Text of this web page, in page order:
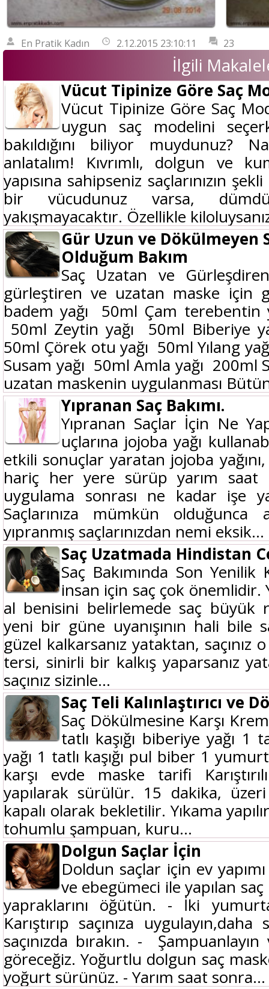
En Pratik Kadın 2.12.2015 23:10:11 23
İlgili
Vücut Tipinize Göre Saç
Vücut Tipinize Göre Saç
uygun saç modelini
bakıldığını biliyor muydunuz?
anlatalım! Kıvrımlı, dolgun ve
yapısına sahipseniz saçlarınızın
bir vücudunuz varsa,
yakışmayacaktır. Özellikle
Gür Uzun ve Dökülmeyen
Olduğum Bakım
Saç Uzatan ve
gürleştiren ve uzatan maske için
badem yağı 50ml Çam terebentin
50ml Zeytin yağı 50ml Biberiye
50ml Çörek otu yağı 50ml Yılang
Susam yağı 50ml Amla yağı 200ml
uzatan maskenin uygulanması
Yıpranan Saç Bakımı.
Yıpranan Saçlar İçin Ne
uçlarına jojoba yağı
etkili sonuçlar yaratan jojoba
hariç her yere sürüp yarım saat
uygulama sonrası ne kadar işe
Saçlarınıza mümkün
yıpranmış saçlarınızdan nemi eksik...
Saç Uzatmada Hindistan
Saç Bakımında Son
insan için saç çok önemlidir.
al benisini belirlemede saç büyük
yeni bir güne uyanışının hali bile
güzel kalkarsanız yataktan,
tersi, sinirli bir kalkış yaparsanız
saçınız sizinle...
Saç Teli Kalınlaştırıcı ve
Saç Dökülmesine Karşı Krem
tatlı kaşığı biberiye yağı 1
yağı 1 tatlı kaşığı pul biber 1
karşı evde maske tarifi
yapılarak sürülür. 15 dakika,
kapalı olarak bekletilir. Yıkama
tohumlu şampuan, kuru...
Dolgun Saçlar İçin
Doldun saçlar için ev
ve ebegümeci ile yapılan
yapraklarını öğütün. - İki
Karıştırıp saçınıza
saçınızda bırakın. -
göreceğiz. Yoğurtlu dolgun saç
yoğurt sürünüz. - Yarım saat sonra...